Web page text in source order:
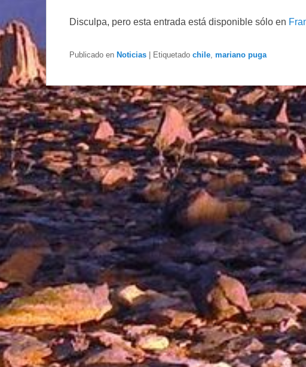
Disculpa, pero esta entrada está disponible sólo en
Publicado en Noticias Etiquetado chile mariano puga